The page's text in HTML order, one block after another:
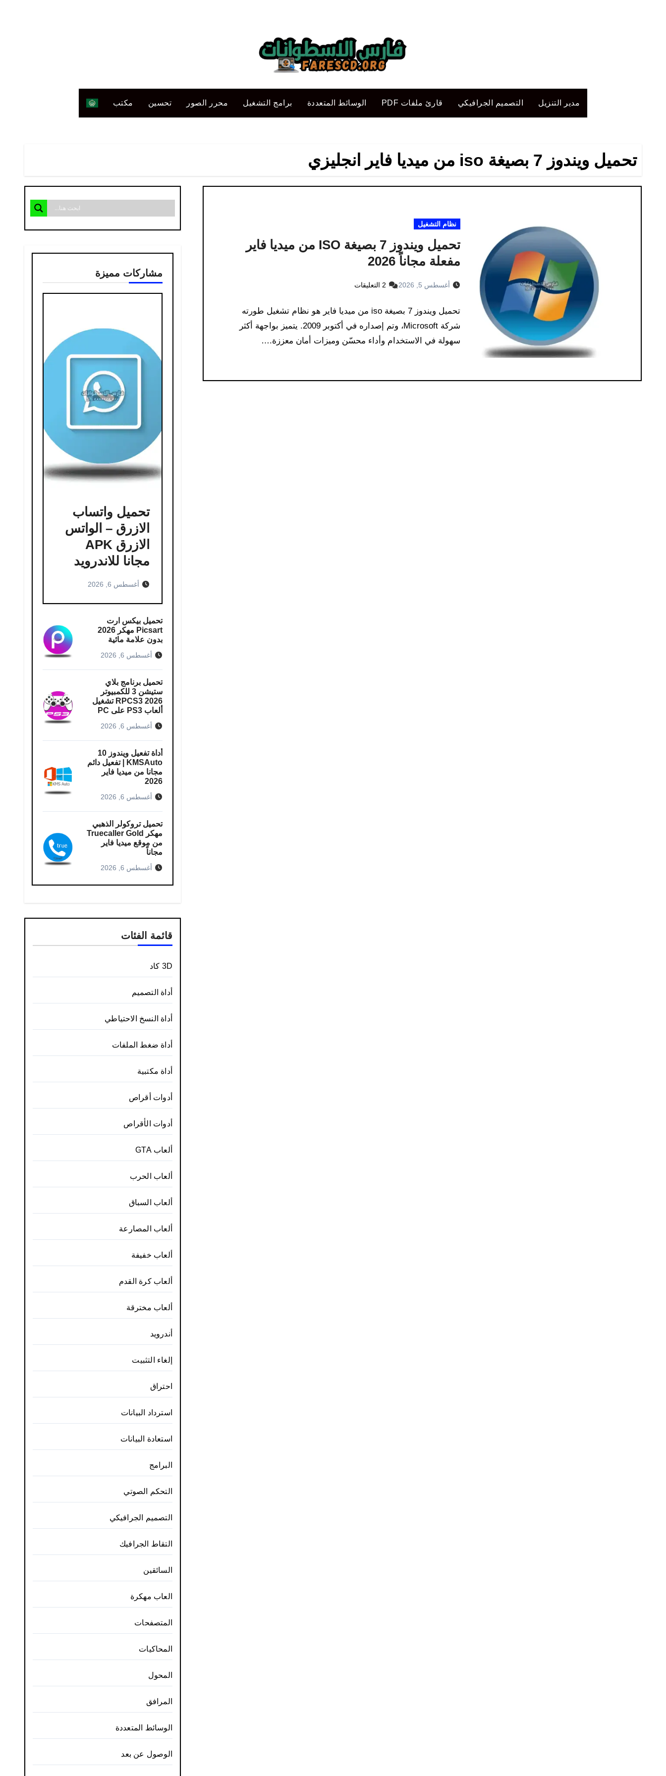
مدير التنزيل التصميم الجرافيكي قارئ ملفات PDF الوسائط المتعددة برامج التشغيل محرر الصور تحسين مكتب
تحميل ويندوز 7 بصيغة iso من ميديا فاير انجليزي
نظام التشغيل
تحميل ويندوز 7 بصيغة ISO من ميديا فاير
مفعلة مجاناً 2026
أغسطس 5, 2026 2 التعليقات
تحميل ويندوز 7 بصيغة iso من ميديا فاير هو نظام تشغيل طورته
شركة Microsoft، وتم إصداره في أكتوبر 2009. يتميز بواجهة أكثر
سهولة في الاستخدام وأداء محسّن وميزات أمان معززة.…
مشاركات مميزة
تحميل واتساب
الازرق – الواتس
الازرق APK
مجانا للاندرويد
أغسطس 6, 2026
تحميل بيكس ارت
Picsart مهكر 2026
بدون علامة مائية
أغسطس 6, 2026
تحميل برنامج بلاي
ستيشن 3 للكمبيوتر
RPCS3 2026 تشغيل
ألعاب PS3 على PC
أغسطس 6, 2026
أداة تفعيل ويندوز 10
KMSAuto | تفعيل دائم
مجانا من ميديا فاير
2026
أغسطس 6, 2026
تحميل تروكولر الذهبي
مهكر Truecaller Gold
من موقع ميديا فاير
مجاناً
أغسطس 6, 2026
قائمة الفئات
3D كاد
أداة التصميم
أداة النسخ الاحتياطي
أداة ضغط الملفات
أداة مكتبية
أدوات أقراص
أدوات الأقراص
ألعاب GTA
ألعاب الحرب
ألعاب السباق
ألعاب المصارعة
ألعاب خفيفة
ألعاب كرة القدم
ألعاب مخترقة
أندرويد
إلغاء التثبيت
احتراق
استرداد البيانات
استعادة البيانات
البرامج
التحكم الصوتي
التصميم الجرافيكي
التقاط الجرافيك
السائقين
العاب مهكرة
المتصفحات
المحاكيات
المحول
المرافق
الوسائط المتعددة
الوصول عن بعد